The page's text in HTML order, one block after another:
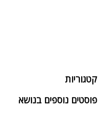
קטגוריות
פוסטים נוספים בנושא